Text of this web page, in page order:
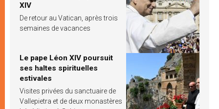
XIV
De retour au Vatican, après trois
semaines de vacances
Le pape Léon XIV poursuit
ses haltes spirituelles
estivales
Visites privées du sanctuaire de
Vallepietra et de deux monastères